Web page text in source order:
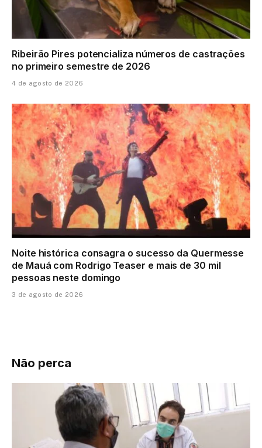
Ribeirão Pires potencializa números de castrações
no primeiro semestre de 2026
4 de agosto de 2026
Noite histórica consagra o sucesso da Quermesse
de Mauá com Rodrigo Teaser e mais de 30 mil
pessoas neste domingo
3 de agosto de 2026
Não perca